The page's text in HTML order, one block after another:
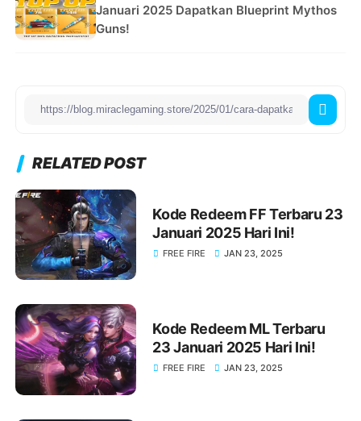
Januari 2025 Dapatkan Blueprint Mythos
Guns!
RELATED POST
Kode Redeem FF Terbaru 23
Januari 2025 Hari Ini!
FREE FIRE JAN 23, 2025
Kode Redeem ML Terbaru
23 Januari 2025 Hari Ini!
FREE FIRE JAN 23, 2025